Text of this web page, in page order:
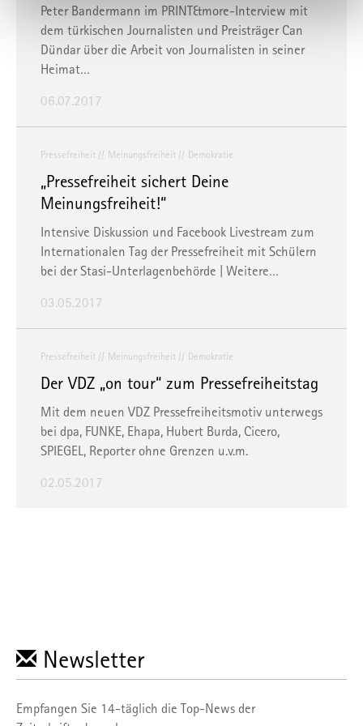
oder Zugriffe auf die Daten durch staatliche Stellen, insb.
Behörden der USA, zu Kontroll- und Überwachungszwecken
bedeuten, ohne dass Ihnen Rechtsbehelfe dagegen
zustehen. Unter "
Sie können Ihre Präferenzen jederzeit anpassen sowie Ihre
Einwilligung widerrufen, indem Sie uns per E-Mail
Sie in unsererDatenschutzerklärung
Impressum.
Peter Bandermann im PRINT&more-Interview mit
dem türkischen Journalisten und Preisträger Can
Dündar über die Arbeit von Journalisten in seiner
Heimat…
06.07.2017
Pressefreiheit Meinungsfreiheit Demokratie
„Pressefreiheit sichert Deine
Meinungsfreiheit!“
Intensive Diskussion und Facebook Livestream zum
Internationalen Tag der Pressefreiheit mit Schülern
bei der Stasi-Unterlagenbehörde | Weitere…
03.05.2017
Pressefreiheit Meinungsfreiheit Demokratie
Der VDZ „on tour“ zum Pressefreiheitstag
Mit dem neuen VDZ Pressefreiheitsmotiv unterwegs
bei dpa, FUNKE, Ehapa, Hubert Burda, Cicero,
SPIEGEL, Reporter ohne Grenzen u.v.m.
02.05.2017
Newsletter
Empfangen Sie 14-täglich die Top-News der